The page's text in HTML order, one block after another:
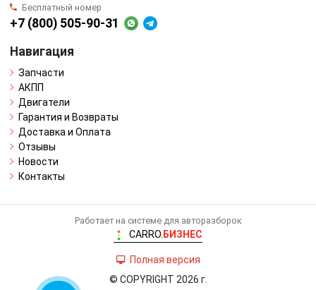
Бесплатный номер
+7 (800) 505-90-31
Навигация
Запчасти
АКПП
Двигатели
Гарантия и Возвраты
Доставка и Оплата
Отзывы
Новости
Контакты
Работает на системе для авторазборок
CARRO. БИЗНЕС
Полная версия
© COPYRIGHT 2026 г.